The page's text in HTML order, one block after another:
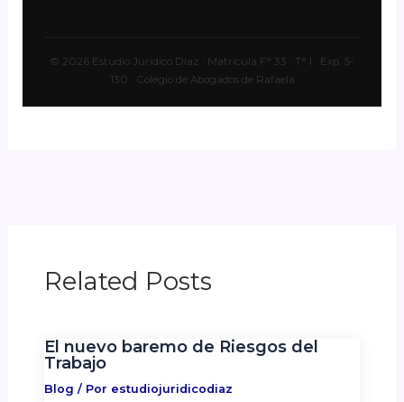
© 2026 Estudio Jurídico Díaz · Matrícula F° 33 · T° I · Exp. 5-
130 · Colegio de Abogados de Rafaela
Related Posts
El nuevo baremo de Riesgos del
Trabajo
Blog / Por estudiojuridicodiaz